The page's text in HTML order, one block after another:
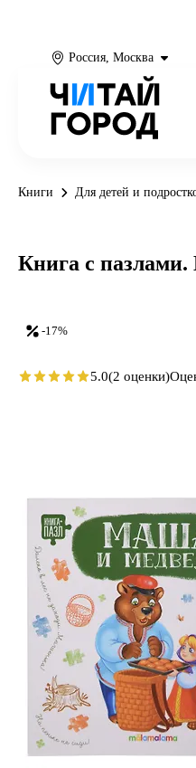
Россия, Москва
Книги Для детей и
-17%
Книга с
5.0(2 оценки)